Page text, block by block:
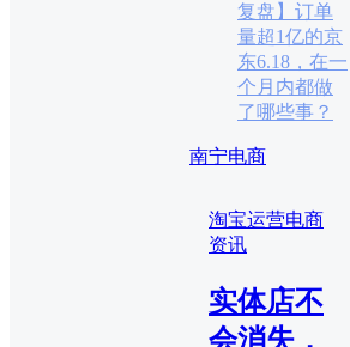
复盘】订单
量超1亿的京
东6.18，在一
个月内都做
了哪些事？
南宁电商
淘宝运营电商
资讯
实体店不
会消失，